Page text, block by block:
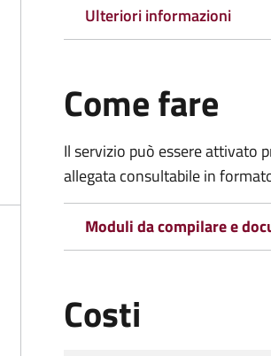
Ulteriori informazioni
Come fare
Il servizio può essere attivato
allegata consultabile in
Moduli da compilare e
Costi